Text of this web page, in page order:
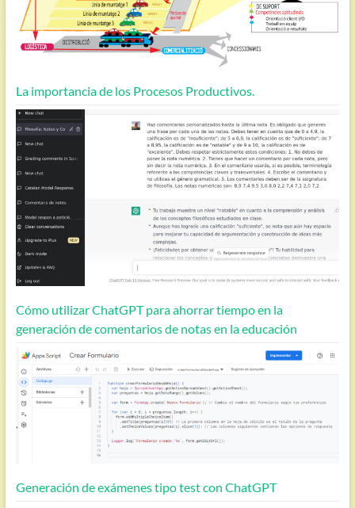
La importancia de los Procesos Productivos.
Cómo utilizar ChatGPT para ahorrar tiempo en la
generación de comentarios de notas en la educación
Generación de exámenes tipo test con ChatGPT